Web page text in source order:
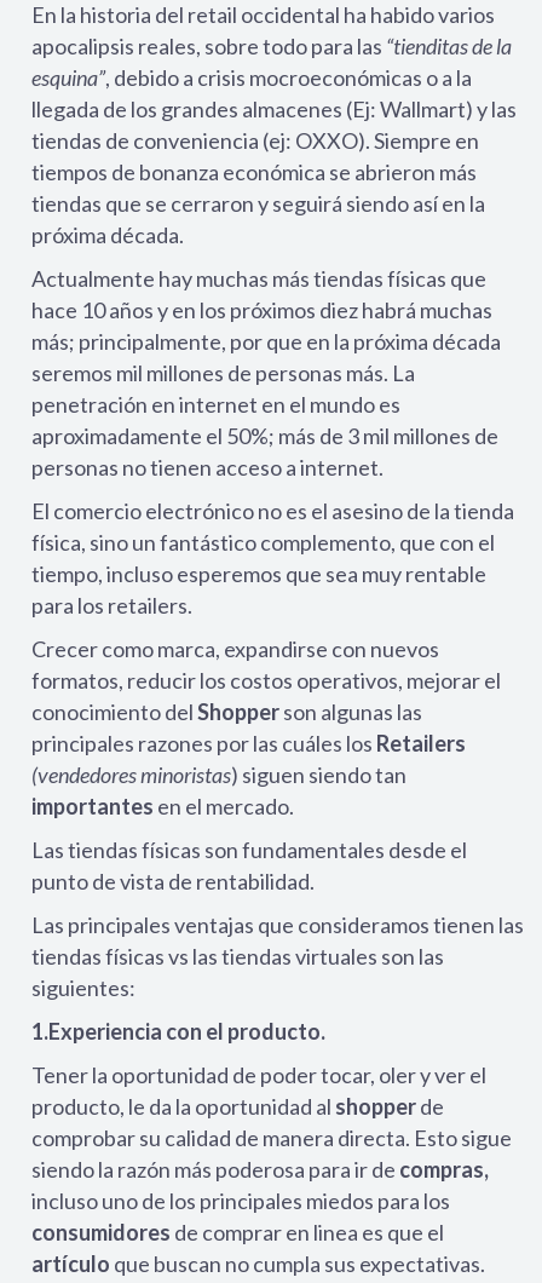
En la historia del retail occidental ha habido varios
apo­calipsis reales, sobre todo para las “tienditas de la
esquina”, debido a crisis mocroeconómicas o a la
llegada de los grandes almacenes (Ej: Wallmart) y las
tiendas de conveniencia (ej: OXXO). Siempre en
tiem­pos de bonanza económica se abrieron más
tiendas que se cerraron y seguirá siendo así en la
próxima década.
Actualmente hay muchas más tiendas físicas que
hace 10 años y en los próximos diez habrá muchas
más; principalmente, por que en la próxima década
seremos mil millones de personas más. La
penetración en internet en el mundo es
aproximadamente el 50%; más de 3 mil millones de
personas no tienen acceso a internet.
El comercio electrónico no es el asesino de la tienda
física, sino un fantástico complemento, que con el
tiempo, incluso esperemos que sea muy rentable
para los retailers.
Crecer como marca, expandirse con nuevos
formatos, reducir los costos operativos, mejorar el
conocimiento delShopperson algunas las
principales razones por las cuáles los Retailers
(vendedores minoristas) siguen siendo tan
importantes en el mercado.
Las tiendas físicas son fundamentales desde el
punto de vista de rentabilidad.
Las principales ventajas que consideramos tienen las
tiendas físicas vs las tiendas virtuales son las
siguientes:
1.Experiencia con el producto.
Tener la oportunidad de poder tocar, oler y ver el
producto, le da la oportunidad al shopperde
comprobar su calidad de manera directa. Esto sigue
siendo la razón más poderosa para ir de compras,
incluso uno de los principales miedos para los
consumidores de comprar en linea es que el
artículo que buscan no cumpla sus expectativas.